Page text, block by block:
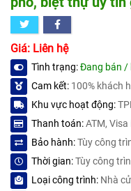
Giá: Liên hệ
Tình trạng:Đang bán /
Cam kết: 100% khách
Khu vực hoạt động:
Thanh toán:ATM,
Bảo hành:Tùy công
Thời gian:Tùy công
Loại công trình: Nhà